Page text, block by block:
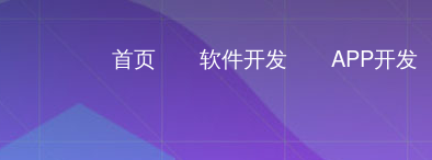
首页 软件开发 APP开发